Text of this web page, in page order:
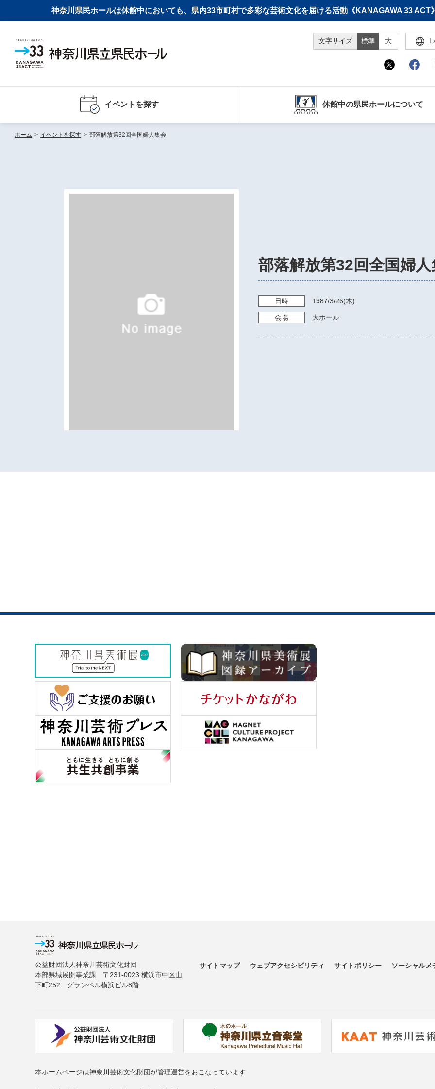
神奈川県民ホールは休館中においても、県内33市町村で多彩な芸術文化を届ける活動《KANAGAWA 33
文字サイズ 標準 大
イベントを探す 休館中の県民ホールについて
ホーム > イベントを探す > 部落解放第32回全国婦人集会
部落解放第32回全国婦人
日時 1987/3/26(木)
会場 大ホール
公益財団法人神奈川芸術文化財団
本部県域展開事業課 〒231-0023 横浜市中区山
下町252 グランベル横浜ビル8階
サイトマップ ウェブアクセシビリティ サイトポリシー ソーシャルメ
本ホームページは神奈川芸術文化財団が管理運営をおこなっています